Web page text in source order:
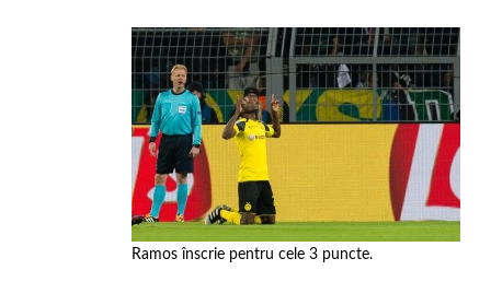
Ramos înscrie pentru cele 3 puncte.